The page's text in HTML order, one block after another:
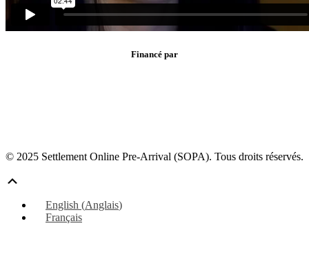
Financé par
© 2025 Settlement Online Pre-Arrival (SOPA). Tous droits réservés.
le
haut
English (Anglais)
Français